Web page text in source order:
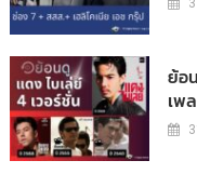
ย้อ
เพ